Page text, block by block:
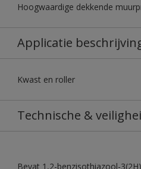
Hoogwaardige dekkende
Applicatie
Kwast en roller
Technische &
Bevat 1,2-benzisothiazool-